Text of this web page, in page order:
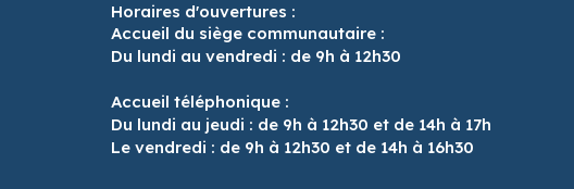
Horaires d'ouvertures :
Accueil du siège communautaire :
Du lundi au vendredi : de 9h à 12h30
Accueil téléphonique :
Du lundi au jeudi : de 9h à 12h30 et de 14h à 17h
Le vendredi : de 9h à 12h30 et de 14h à 16h30